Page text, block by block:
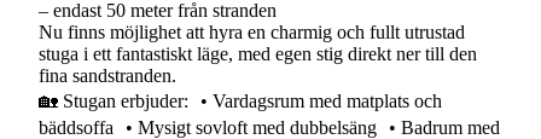
– endast 50 meter från stranden
Nu finns möjlighet att hyra en charmig och fullt utrustad
stuga i ett fantastiskt läge, med egen stig direkt ner till den
fina sandstranden.
🏡 Stugan erbjuder: • Vardagsrum med matplats och
bäddsoffa • Mysigt sovloft med dubbelsäng • Badrum med